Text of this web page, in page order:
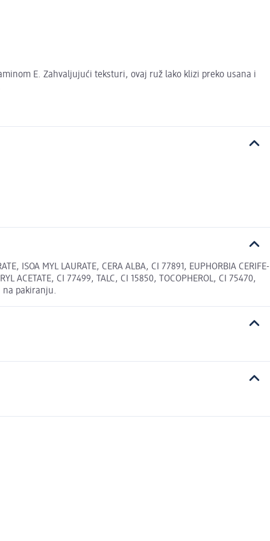
E. Zahvaljujući teksturi, ovaj ruž lako klizi preko usana i
ISOA­ MYL LAURATE, CERA ALBA, CI 77891, EUPHORBIA CERIFE­
ACETATE, CI 77499, TALC, CI 15850, TOCOPHEROL, CI 75470,
na pakiranju.